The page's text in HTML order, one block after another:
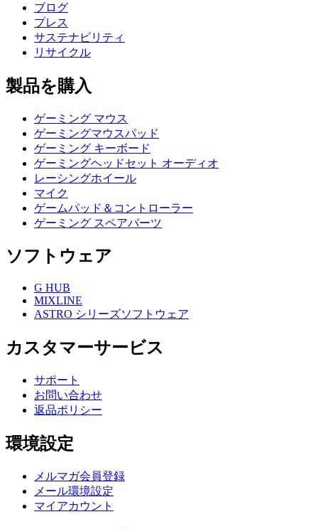
ブログ
プレス
サステナビリティ
リサイクル
製品を購入
ゲーミング マウス
ゲーミングマウスパッド
ゲーミング キーボード
ゲーミングヘッドセット オーディオ
レーシングホイール
マイク
ゲームパッド＆コントローラー
ゲーミング スペアパーツ
ソフトウェア
G HUB
MIXLINE
ASTRO シリーズソフトウェア
カスタマーサービス
サポート
お問い合わせ
返品ポリシー
環境設定
メルマガ会員登録
メール環境設定
マイアカウント